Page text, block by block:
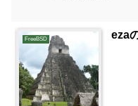
FreeBSD eza